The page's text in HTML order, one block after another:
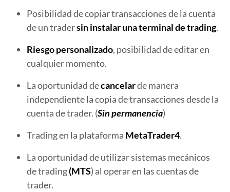
Posibilidad de copiar transacciones de la cuenta
de un tradersin instalar una terminal de trading.
Riesgo personalizado, posibilidad de editar en
cualquier momento.
La oportunidad decancelarde manera
independiente la copia de transacciones desde la
cuenta de trader. (Sin permanencia)
Trading en la plataforma MetaTrader4.
La oportunidad de utilizar sistemas mecánicos
de trading(MTS) al operar en las cuentas de
trader.